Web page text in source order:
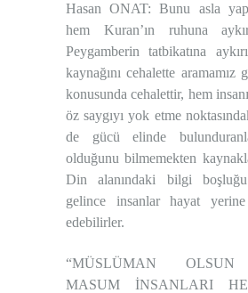
Hasan ONAT: Bunu asla
hem Kuran’ın ruhuna
Peygamberin tatbikatına
kaynağını cehalette aramamız
konusunda cehalettir, hem
öz saygıyı yok etme
de gücü elinde
olduğunu bilmemekten
Din alanındaki bilgi
gelince insanlar hayat
edebilirler.
“MÜSLÜMAN OLSUN
MASUM İNSANLARI